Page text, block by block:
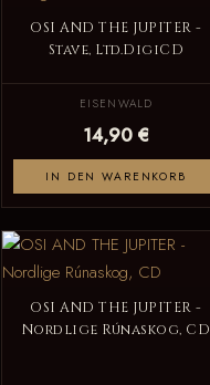
OSI AND THE JUPITER -
Stave, Ltd.DigiCD
EISENWALD
14,90 €
IN DEN WARENKORB
OSI AND THE JUPITER -
Nordlige Rúnaskog, CD